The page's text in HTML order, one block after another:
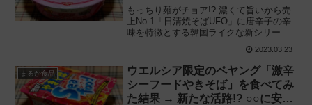
辛カルボ」の実力とは‥‥
もっちり麺がチョア!? 濃くて旨いから売
上No.1「日清焼そばUFO」に唐辛子の辛
味を特徴とする韓国ライクな新シリーズ
爆誕!! 日清食品「日清焼そばU.F.O. ポッ
クンミョン 濃い濃い韓国風甘辛カルボ」
を食べてみた感想と評価・レビューで
す。
2023.03.23
まるか食品
ウエルシア限定のペヤング「激辛
シーフードやきそば」を食べてみ
た結果 → 新たな活路!? ○○に安さ